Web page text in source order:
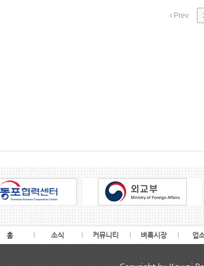
Prev
홈 소식 커뮤니티 벼룩시장 업